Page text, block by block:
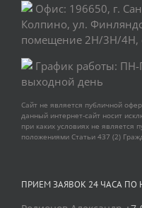
Офис: 196650, г.
Колпино, ул.
помещение 2Н/3Н/4Н,
График работы:
выходной день
Сайт не является публичной
данный интернет-сайт носит
при каких условиях не является
положениями Статьи 437 (2)
ПРИЕМ ЗАЯВОК 24 ЧАСА ПО